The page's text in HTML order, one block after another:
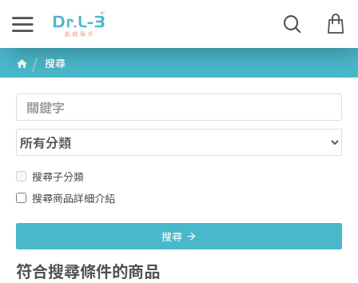
搜尋
搜尋子分類
搜尋商品詳細介紹
搜尋
符合搜尋條件的商品